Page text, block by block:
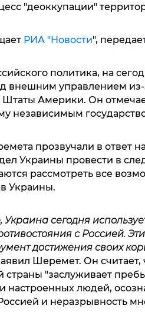
"деоккупации"
РИА "Новости",
политика, на
внешним управлением
Америки. Он
независимым
прозвучали в ответ
Украины провести в
рассмотреть все
Украины.
сегодня
с Россией.
достижения своих
Шеремет. Он считает,
страны "заслуживает
настроенных людей,
и неразрывность